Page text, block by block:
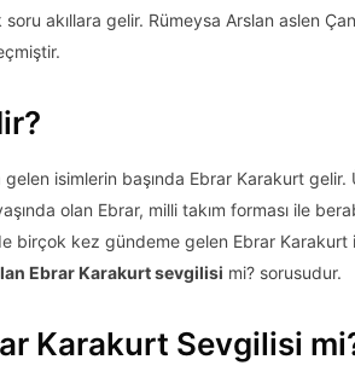
akıllara gelir. Rümeysa Arslan aslen
isimlerin başında Ebrar Karakurt
olan Ebrar, milli takım forması ile
birçok kez gündeme gelen Ebrar Karakurt
Ebrar Karakurt sevgilisi mi? sorusudur.
Karakurt Sevgilisi